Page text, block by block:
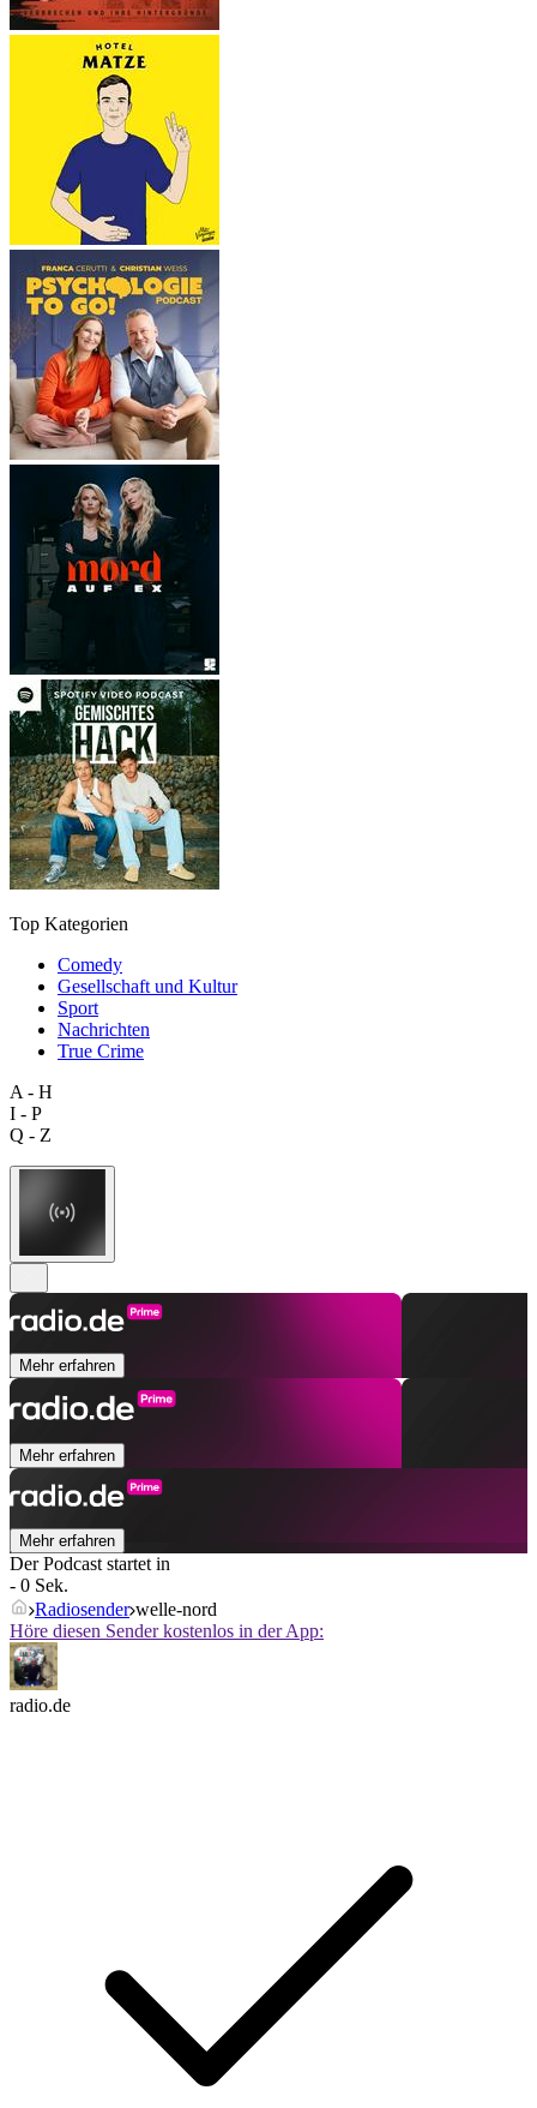
Top Kategorien
Comedy
Gesellschaft und Kultur
Sport
Nachrichten
True Crime
A - H
I - P
Q - Z
Mehr erfahren
Mehr erfahren
Mehr erfahren
Der Podcast startet in
- 0 Sek.
Radiosender welle-nord
Höre diesen Sender kostenlos in der App:
radio.de